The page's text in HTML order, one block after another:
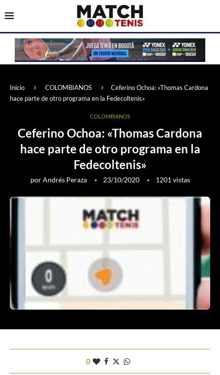
Inicio COLOMBIANOS
Ceferino Ochoa: «Thomas Cardona
hace parte de otro programa en la Fedecoltenis»
COLOMBIANOS
Ceferino Ochoa: «Thomas Cardona
hace parte de otro programa en la
Fedecoltenis»
porAndrés Peraza 23/10/2020 1201 vistas
0